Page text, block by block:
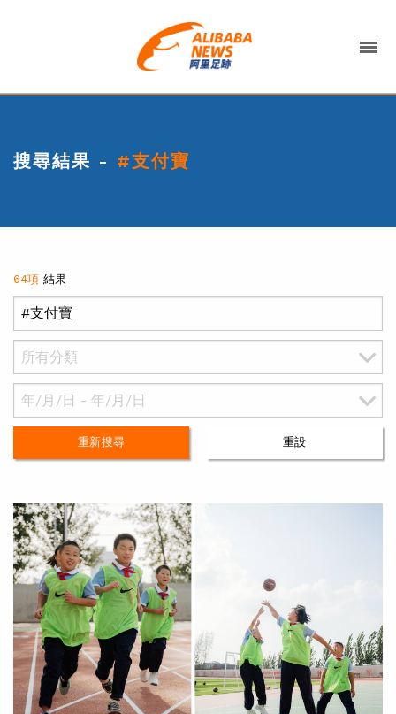
搜尋結果 - #支付寶
64項 結果
重新搜尋 重設